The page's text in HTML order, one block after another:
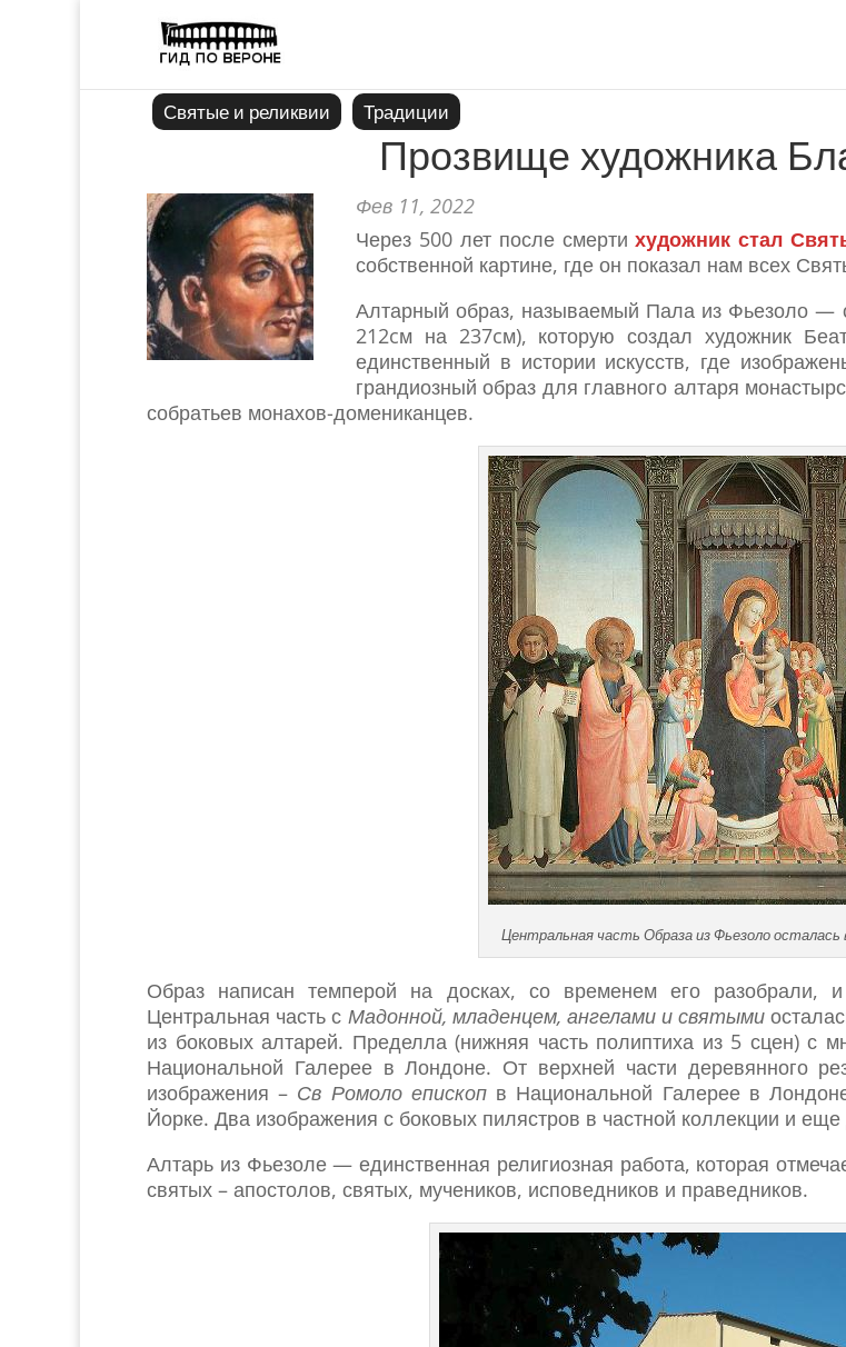
Святые и реликвии Традиции
Прозвище художника
Фев 11, 2022
Через 500 лет после смертихудожник стал
собственной картине, где он показал нам всех
Алтарный образ, называемый Пала из Фьезоло —
212cм на 237cм), которую создал художник
единственный в истории искусств, где
грандиозный образ для главного алтаря
собратьев монахов-домениканцев.
Центральная часть Образа из Фьезоло осталась
Образ написан темперой на досках, со временем его разобрали,
Центральная часть с Мадонной, младенцем, ангелами и святыми
из боковых алтарей. Пределла (нижняя часть полиптиха из 5 сцен) с
Национальной Галерее в Лондоне. От верхней части деревянного
изображения – Св Ромоло епископв Национальной Галерее в
Йорке. Два изображения с боковых пилястров в частной коллекции и
Алтарь из Фьезоле — единственная религиозная работа, которая
святых – апостолов, святых, мучеников, исповедников и праведников.